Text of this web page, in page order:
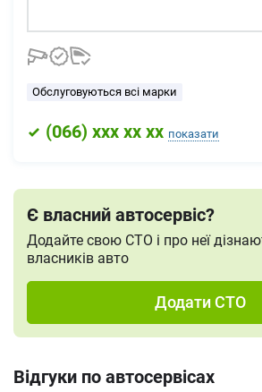
Обслуговуються всі марки
(066) xxx xx xx показати
Є власний автосервіс?
Додайте свою СТО і про неї
власників авто
Додати СТО
Відгуки по автосервісах